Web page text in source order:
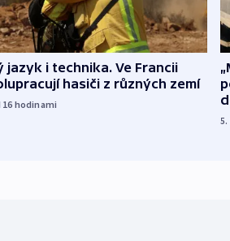
jazyk i technika. Ve Francii
hasiči z různých zemí
hodinami
5.